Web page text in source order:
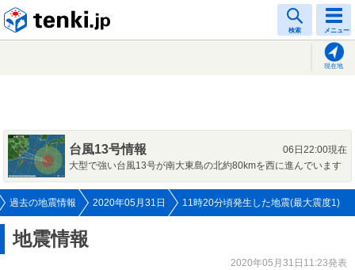
検索 メニュー
現在地
台風13号情報
06日22:00現在
大型で強い台風13号が南大東島の北約80kmを西に進んでいます
過去の地震情報 2020年05月31日 11時20分頃発生した地震(最大震度1)
地震情報
2020年05月31日11:23発表